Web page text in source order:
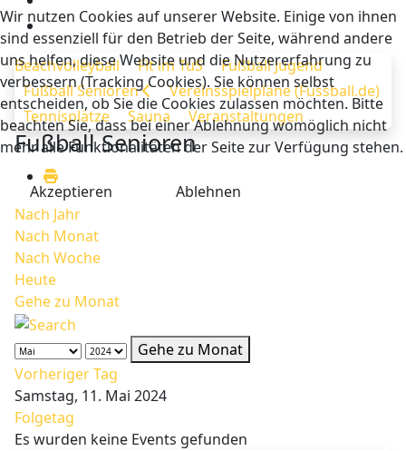
Beachvolleyball Fit im TuS
Fußball Jugend
Fußball Senioren
Vereinsspielpläne (Fussball.de)
Tennisplätze
Sauna Veranstaltungen
Fußball Senioren
Nach Jahr
Nach Monat
Nach Woche
Heute
Gehe zu Monat
Gehe zu Monat
Vorheriger Tag
Samstag, 11. Mai 2024
Folgetag
Es wurden keine Events gefunden
Wir nutzen Cookies auf unserer Website. Einige von ihnen
sind essenziell für den Betrieb der Seite, während andere
uns helfen, diese Website und die Nutzererfahrung zu
verbessern (Tracking Cookies). Sie können selbst
entscheiden, ob Sie die Cookies zulassen möchten. Bitte
beachten Sie, dass bei einer Ablehnung womöglich nicht
mehr alle Funktionalitäten der Seite zur Verfügung stehen.
Akzeptieren Ablehnen